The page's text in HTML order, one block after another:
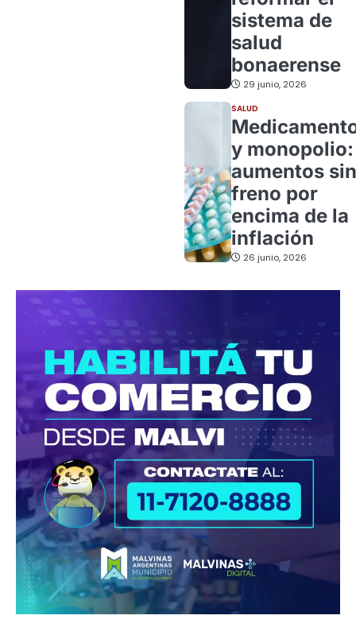
sistema de
salud
bonaerense
29 junio, 2026
SALUD
y monopolio:
aumentos sin
freno por
encima de la
inflación
26 junio, 2026